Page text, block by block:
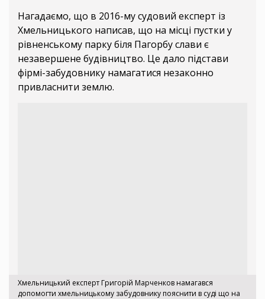
Нагадаємо, що в 2016-му судовий експерт із
Хмельницького написав, що на місці пустки у
рівненському парку біля Пагорбу слави є
незавершене будівництво. Це дало підстави
фірмі-забудовнику намагатися незаконно
привласнити землю.
Хмельницький експерт Григорій Марченков намагався
допомогти хмельницькому забудовнику пояснити в суді що на